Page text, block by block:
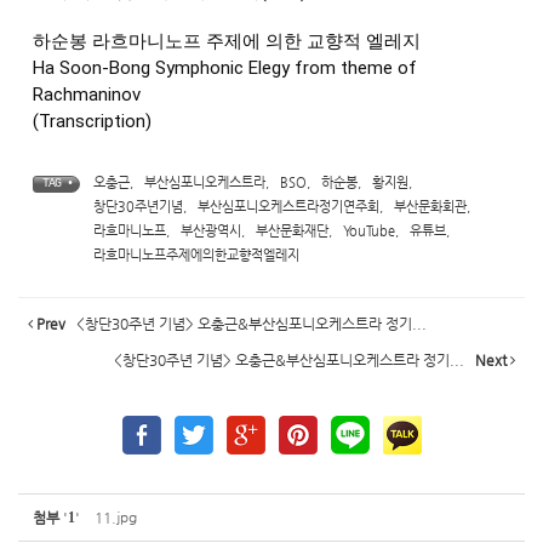
하순봉 라흐마니노프 주제에 의한 교향적 엘레지
Ha Soon-Bong Symphonic Elegy from theme of
Rachmaninov
(Transcription)
TAG • 오충근 부산심포니오케스트라, BSO 하순봉 황지원
창단30주년기념
부산심포니오케스트라정기연주회 부산문화회관,
라흐마니노프
부산광역시 부산문화재단, YouTube 유튜브
라흐마니노프주제에의한교향적엘레지
Prev <창단30주년 기념> 오충근&부산심포니오케스트라 정기...
<창단30주년 기념> 오충근&부산심포니오케스트라 정기... Next
첨부 '1' 11.jpg